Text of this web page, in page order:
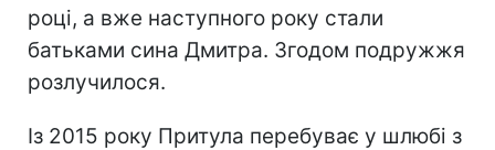
році, а вже наступного року стали
батьками сина Дмитра. Згодом подружжя
розлучилося.
Із 2015 року Притула перебуває у шлюбі з